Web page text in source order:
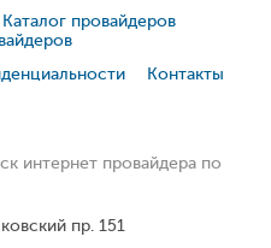
Каталог провайдеров
Контакты
интернет провайдера по
пр. 151